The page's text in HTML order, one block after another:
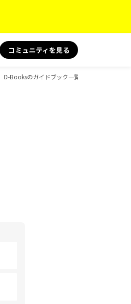
コミュニティを見る
D-Booksのガイドブック一覧